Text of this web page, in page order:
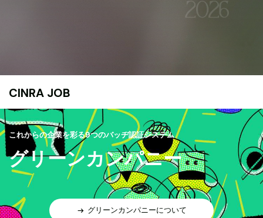
CINRA JOB
これからの企業を彩る9つのバッヂ認証システム
グリーンカンパニー
グリーンカンパニーについて